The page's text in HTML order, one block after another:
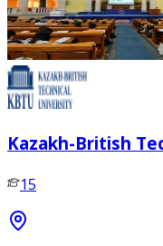
Kazakh-British
15